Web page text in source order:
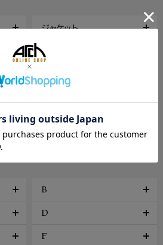
ジャケット
ボトムス
バッグ
アクセサリー
ヴィンテージ
B
D
F